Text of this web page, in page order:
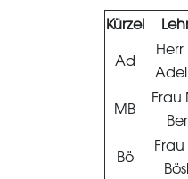
Kürzel
Ad
MB
Frau
Bö